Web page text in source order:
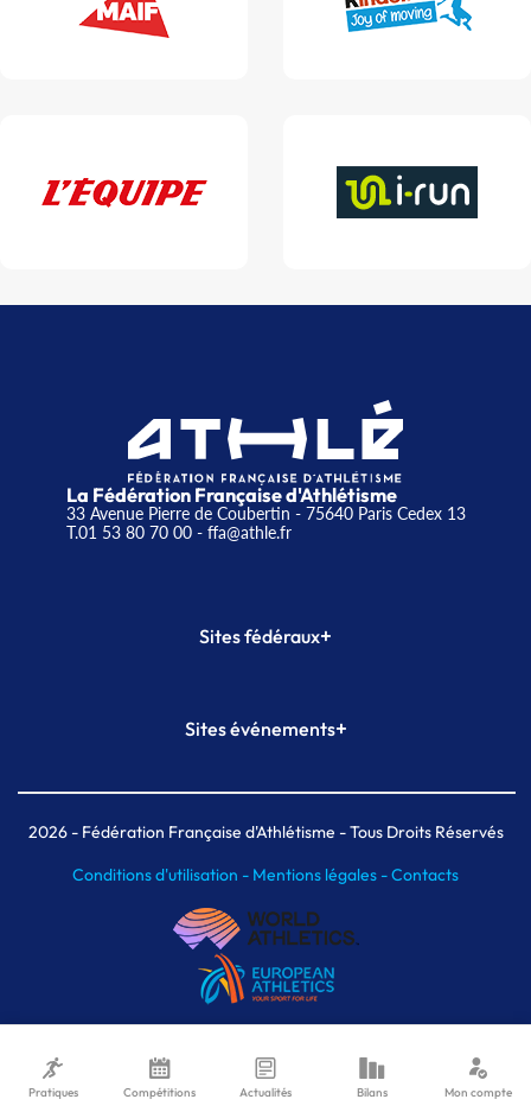
La Fédération Française d'Athlétisme
33 Avenue Pierre de Coubertin - 75640 Paris Cedex 13
T.01 53 80 70 00- ffa@athle.fr
Sites fédéraux+
Plateforme Formation
Sites événements+
Meeting de Paris indoor
MAIF Ekiden de Paris
2026- Fédération Française d'Athlétisme - Tous Droits Réservés
Conditions d'utilisation - Mentions légales -Contacts
Pratiques Compétitions Actualités Bilans Mon compte